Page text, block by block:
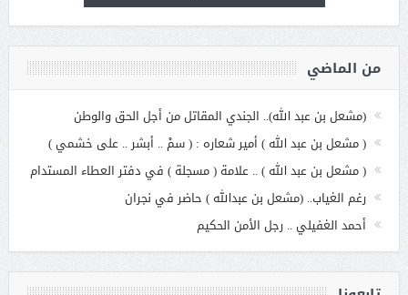
من الماضي
(مشعل بن عبد الله).. الجندي المقاتل من أجل الحق والوطن
( مشعل بن عبد الله ) أمير شعاره : ( سمْ .. أبشر .. على خشمي )
( مشعل بن عبد الله ) .. علامة ( مسجلة ) في دفتر العطاء المستدام
رغم الغياب.. (مشعل بن عبدالله ) حاضر في نجران
أحمد الغفيلي .. رجل الأمن الحكيم